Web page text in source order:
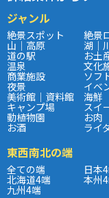
ジャンル
絶景スポット 絶景
山｜高原 湖｜
道の駅 お土
温泉 文化
商業施設 ソフ
夜景 イベ
美術館｜資料館 海鮮
キャンプ場 スイ
動植物園 お肉
お酒 ライ
東西南北の端
全ての端 日本
北海道4端 本州
九州4端